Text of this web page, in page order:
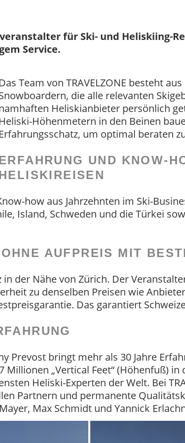
für Ski- und
Service.
Das Team von TRAVELZONE besteht
die alle relevanten
Heliskianbieter persönlich
Heliski-Höhenmetern in den Beinen
Erfahrungsschatz, um optimal beraten
UND KNOW-
how aus Jahrzehnten im Ski-
Island, Schweden und die Türkei
AUFPREIS MIT
in der Nähe von Zürich. Der
zu denselben Preisen wie
Das garantiert
Prevost bringt mehr als 30 Jahre
„Vertical Feet“ (Höhenfuß)
Heliski-Experten der Welt. Bei
Partnern und permanente
Max Schmidt und Yannick